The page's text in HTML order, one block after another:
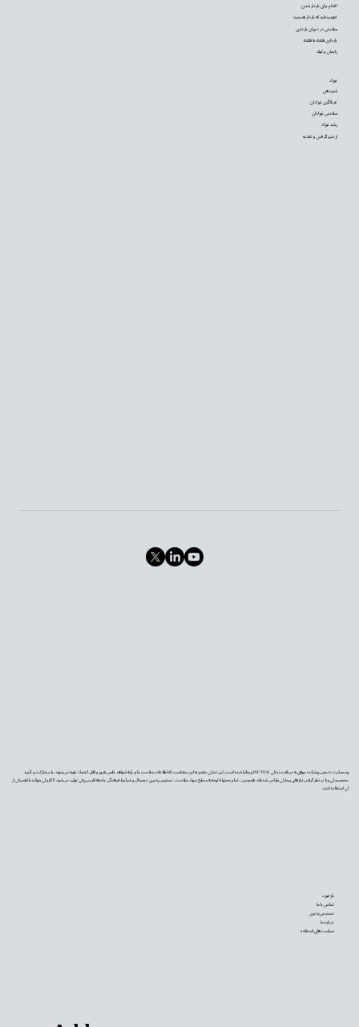
وب‌سایت «دیجی‌پزشک» موفق به دریافت نشان PIF TICK بریتانیا شده است. این نشان معتبر به این معناست که اطلاعات سلامت ما بر پایه شواهد علمی به‌روز و قابل اعتماد تهیه می‌شوند، با مشارکت و تأیید
متخصصان و با در نظر گرفتن نیازهای بیماران طراحی شده‌اند. همچنین، تمام محتوا با توجه به سطح سواد سلامت، دسترس‌پذیری دیجیتال و شرایط فرهنگی جامعه فارسی‌زبان تولید می‌شود تا کاربران بتوانند با اطمینان از
آن استفاده کنند.
بازخورد
تماس با ما
دسترس‌پذیری
درباره ما
سیاست‌های استفاده
نوزاد
شیردهی
غربالگری نوزادان
سلامتی نوزادان
رشد نوزاد
از شیر گرفتن و تغذیه
اقدام برای باردار شدن
فهمیده‌اید که باردار هستید
سلامتی در دوران بارداری
بارداری هفته به هفته
زایمان و تولد